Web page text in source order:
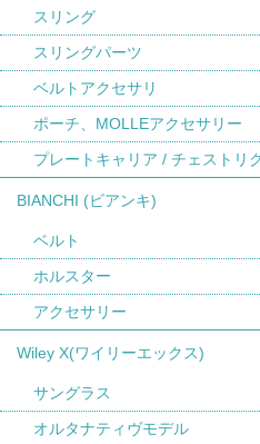
スリング
スリングパーツ
ベルトアクセサリ
ポーチ、MOLLEアクセサリー
プレートキャリア / チェストリ
BIANCHI (ビアンキ)
ベルト
ホルスター
アクセサリー
Wiley X(ワイリーエックス)
サングラス
オルタナティヴモデル